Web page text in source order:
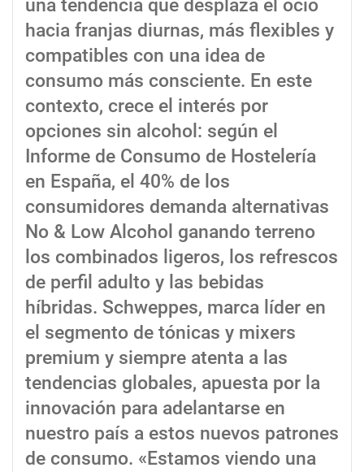
una tendencia que desplaza el ocio
hacia franjas diurnas, más flexibles y
compatibles con una idea de
consumo más consciente. En este
contexto, crece el interés por
opciones sin alcohol: según el
Informe de Consumo de Hostelería
en España, el 40% de los
consumidores demanda alternativas
No & Low Alcohol ganando terreno
los combinados ligeros, los refrescos
de perfil adulto y las bebidas
híbridas. Schweppes, marca líder en
el segmento de tónicas y mixers
premium y siempre atenta a las
tendencias globales, apuesta por la
innovación para adelantarse en
nuestro país a estos nuevos patrones
de consumo. «Estamos viendo una